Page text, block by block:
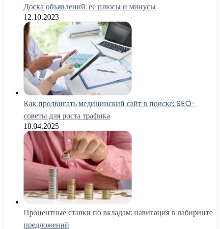
Доска объявлений: ее плюсы и минусы
12.10.2023
Как продвигать медицинский сайт в поиске: SEO-
советы для роста трафика
18.04.2025
Процентные ставки по вкладам: навигация в лабиринте
предложений